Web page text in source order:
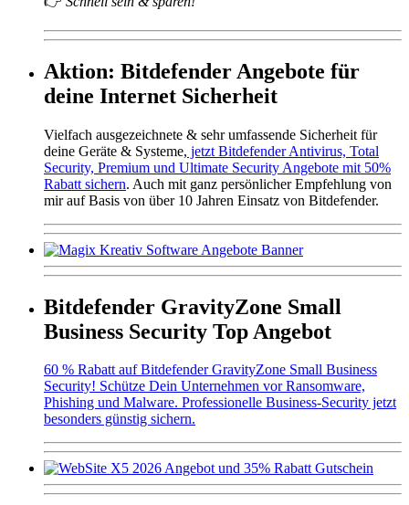
Aktion: Bitdefender Angebote für
deine Internet Sicherheit
Vielfach ausgezeichnete & sehr umfassende Sicherheit für
deine Geräte & Systeme, jetzt Bitdefender Antivirus, Total
Security, Premium und Ultimate Security Angebote mit 50%
Rabatt sichern. Auch mit ganz persönlicher Empfehlung von
mir auf Basis von über 10 Jahren Einsatz von Bitdefender.
Bitdefender GravityZone Small
Business Security Top Angebot
60 % Rabatt auf Bitdefender GravityZone Small Business
Security! Schütze Dein Unternehmen vor Ransomware,
Phishing und Malware. Professionelle Business-Security jetzt
besonders günstig sichern.